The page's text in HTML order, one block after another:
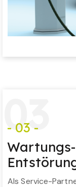
03
- 03 -
Als Service-